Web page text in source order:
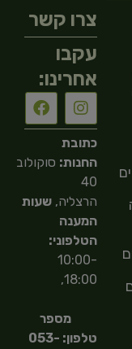
צרו קשר
עקבו
אחרינו:
כתובת
החנות: סוקולוב
40
הרצליה,שעות
המענה
הטלפוני:
10:00-
18:00,
מספר
טלפון: 053-